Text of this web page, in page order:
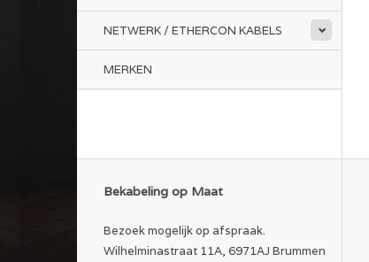
NETWERK / ETHERCON KABELS
MERKEN
Bekabeling op Maat
Bezoek mogelijk op afspraak.
Wilhelminastraat 11A, 6971AJ Brummen